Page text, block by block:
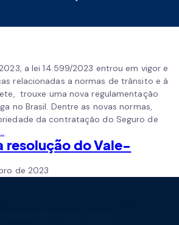
a lei 14.599/2023 entrou em vigor e
relacionadas a normas de trânsito e à
trouxe uma nova regulamentação
no Brasil. Dentre as novas normas,
da contratação do Seguro de
…
resolução do Vale-
de 2023